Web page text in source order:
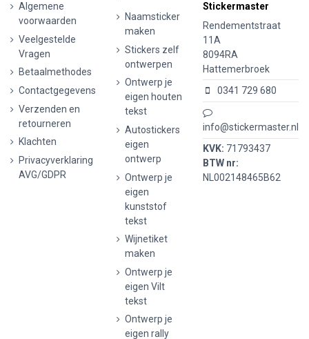
Algemene
voorwaarden
Veelgestelde
Vragen
Betaalmethodes
Contactgegevens
Verzenden en
retourneren
Klachten
Privacyverklaring
AVG/GDPR
Naamsticker
maken
Stickers zelf
ontwerpen
Ontwerp je
eigen houten
tekst
Autostickers
eigen
ontwerp
Ontwerp je
eigen
kunststof
tekst
Wijnetiket
maken
Ontwerp je
eigen Vilt
tekst
Ontwerp je
eigen rally
Stickermaster
Rendementstraat
11A
8094RA
Hattemerbroek
0341 729 680
info@stickermaster.nl
KVK: 71793437
BTW nr:
NL002148465B62